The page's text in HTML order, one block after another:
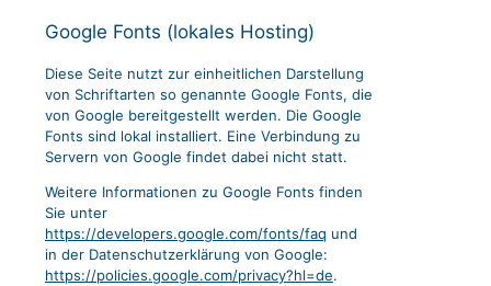
Google Fonts (lokales Hosting)
Diese Seite nutzt zur einheitlichen Darstellung
von Schriftarten so genannte Google Fonts, die
von Google bereitgestellt werden. Die Google
Fonts sind lokal installiert. Eine Verbindung zu
Servern von Google findet dabei nicht statt.
Weitere Informationen zu Google Fonts finden
Sie unter
https://developers.google.com/fonts/faq und
in der Datenschutzerklärung von Google:
https://policies.google.com/privacy?hl=de.